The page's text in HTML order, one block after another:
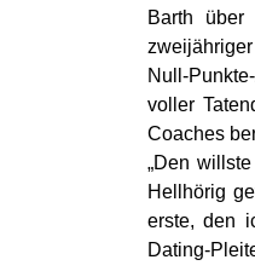
Barth
Null-
voller
Coaches
„Den
Hellhörig
erste, den
Dating-